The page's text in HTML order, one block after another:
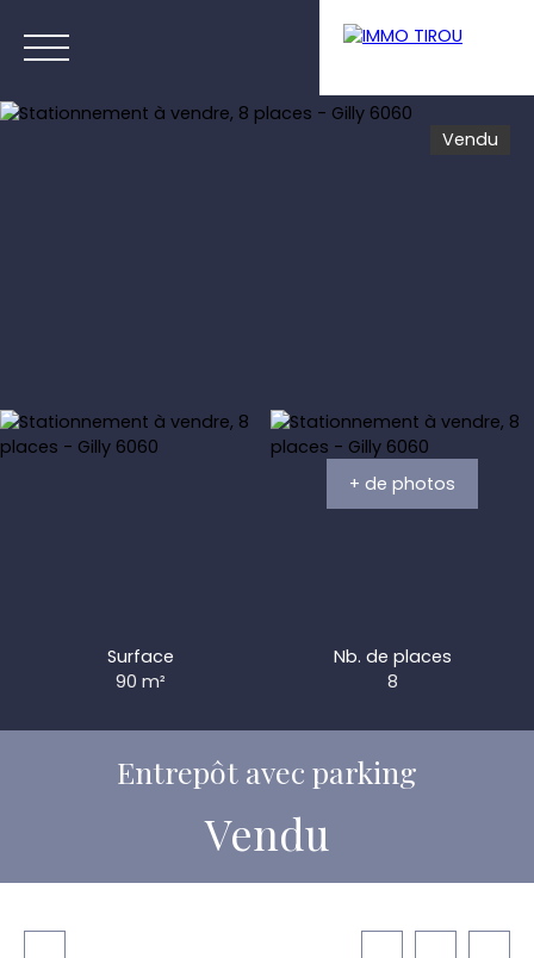
Vendu
+ de photos
Surface
90m²
Nb. de places
8
Entrepôt avec parking
Vendu